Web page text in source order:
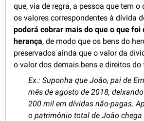
que, via de regra, a pessoa que tem o
os valores correspondentes à dívida
poderá cobrar mais do que o que foi
herança, de modo que os bens do
preservados ainda que o valor da
o valor dos demais bens e direitos do
Ex.: Suponha que João, pai de
mês de agosto de 2018,
200 mil em dívidas não-pagas.
o patrimônio total de João chega